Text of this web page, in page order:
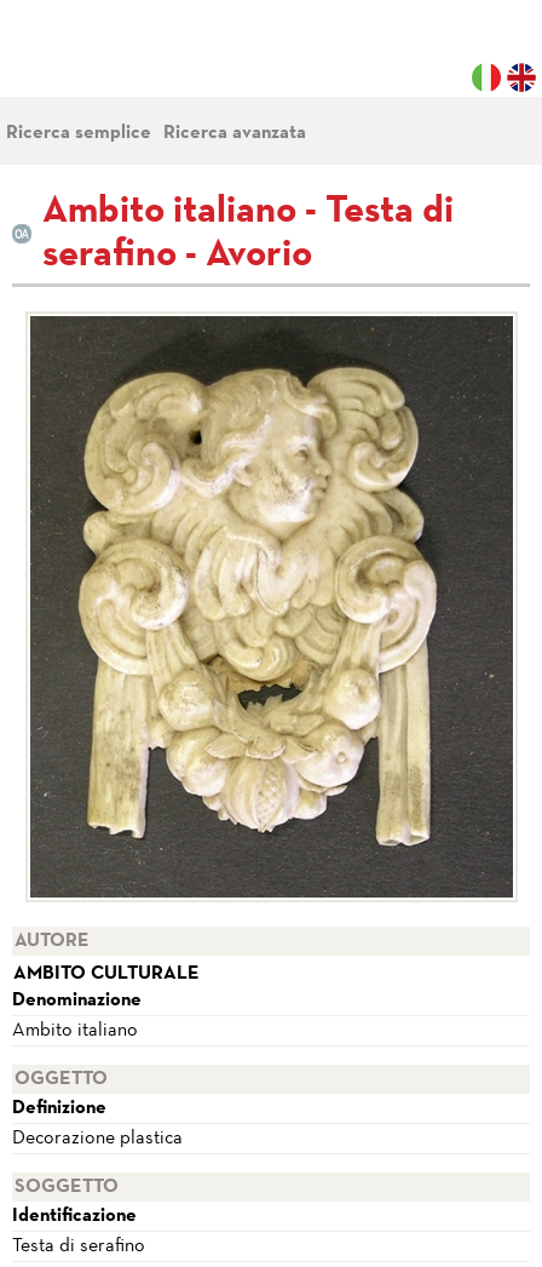
Ricerca semplice Ricerca avanzata
Ambito italiano - Testa di
serafino - Avorio
AUTORE
AMBITO CULTURALE
Denominazione
Ambito italiano
OGGETTO
Definizione
Decorazione plastica
SOGGETTO
Identificazione
Testa di serafino